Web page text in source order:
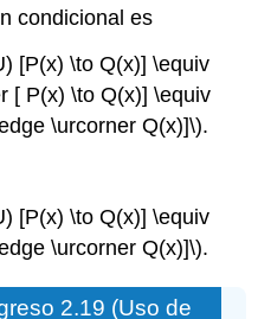
condicional es
[P(x) \to Q(x)] \equiv
[ P(x) \to Q(x)] \equiv
\urcorner Q(x)]\).
[P(x) \to Q(x)] \equiv
\urcorner Q(x)]\).
2.19 (Uso de